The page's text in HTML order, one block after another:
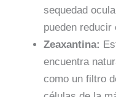
sequedad
pueden reducir
Zeaxantina:
encuentra
como un filtro